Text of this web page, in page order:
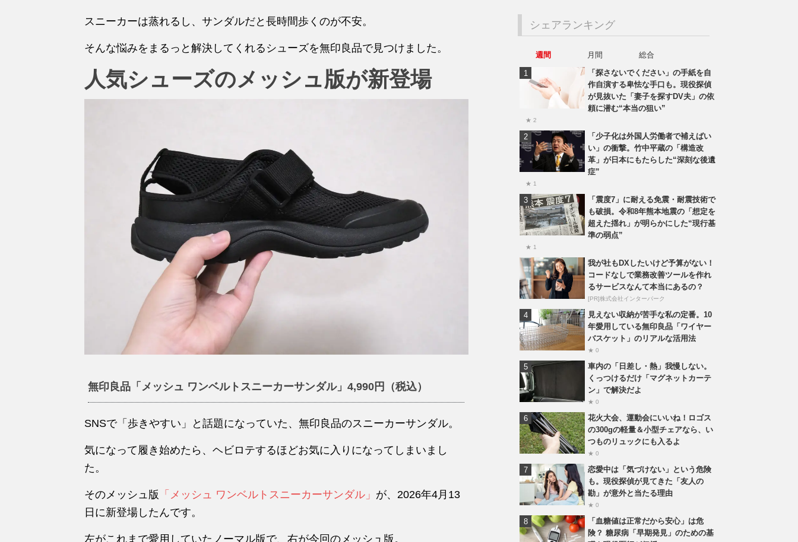
スニーカーは蒸れるし、サンダルだと長時間歩くのが不安。
そんな悩みをまるっと解決してくれるシューズを無印良品で見つけました。
人気シューズのメッシュ版が新登場
無印良品「メッシュ ワンベルトスニーカーサンダル」4,990円（税込）
SNSで「歩きやすい」と話題になっていた、無印良品のスニーカーサンダル。
気になって履き始めたら、ヘビロテするほどお気に入りになってしまいまし
た。
そのメッシュ版 「メッシュ ワンベルトスニーカーサンダル」 が、2026年4月13
日に新登場したんです。
左がこれまで愛用していたノーマル版で、右が今回のメッシュ版。
シェアランキング
週間 月間
総合
「探さないでください」の手紙を自
作自演する卑怯な手口も。現役探偵
が見抜いた「妻子を探すDV夫」の依
頼に潜む“本当の狙い”
★ 2
「少子化は外国人労働者で補えばい
い」の衝撃。竹中平蔵の「構造改
革」が日本にもたらした“深刻な後遺
症”
★ 1
「震度7」に耐える免震・耐震技術で
も破損。令和8年熊本地震の「想定を
超えた揺れ」が明らかにした“現行基
準の弱点”
★ 1
我が社もDXしたいけど予算がない！
コードなしで業務改善ツールを作れ
るサービスなんて本当にあるの？
[PR]株式会社インターパーク
見えない収納が苦手な私の定番。10
年愛用している無印良品「ワイヤー
バスケット」のリアルな活用法
★ 0
車内の「日差し・熱」我慢しない。
くっつけるだけ「マグネットカーテ
ン」で解決だよ
★ 0
花火大会、運動会にいいね！ロゴス
の300gの軽量＆小型チェアなら、い
つものリュックにも入るよ
★ 0
恋愛中は「気づけない」という危険
も。現役探偵が見てきた「友人の
勘」が意外と当たる理由
★ 0
「血糖値は正常だから安心」は危
険？ 糖尿病「早期発見」のための基